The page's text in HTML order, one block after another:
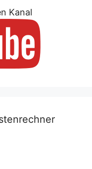
Kanal